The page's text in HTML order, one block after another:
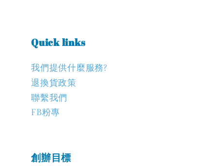
Quick links
我們提供什麼服務?
退換貨政策
聯繫我們
FB粉專
創辦目標